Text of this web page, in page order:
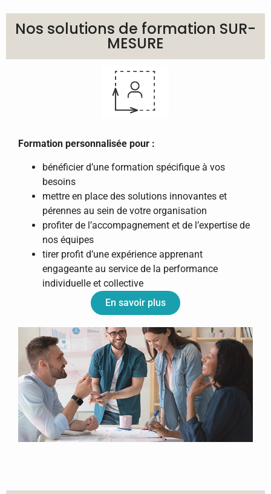
Nos solutions de formation SUR-
MESURE
Formation personnalisée pour :
bénéficier d’une formation spécifique à vos
besoins
mettre en place des solutions innovantes et
pérennes au sein de votre organisation
profiter de l’accompagnement et de l’expertise de
nos équipes
tirer profit d’une expérience apprenant
engageante au service de la performance
individuelle et collective
En savoir plus